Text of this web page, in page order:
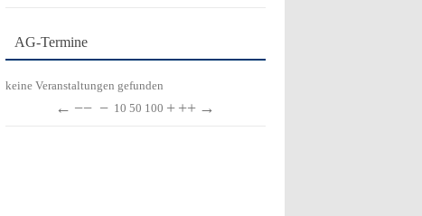
AG-Termine
keine Veranstaltungen gefunden
← −− − 10 50 100 + ++ →